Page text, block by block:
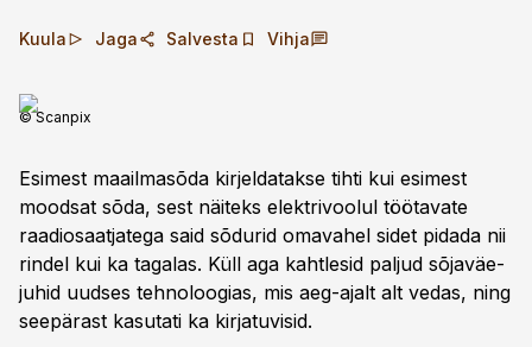
Kuula Jaga Salvesta Vihja
© Scanpix
Esimest maailmasõda kirjeldatakse tihti kui esimest
moodsat sõda, sest näiteks elektrivoolul töötavate
raadio­saatjatega said sõdurid omavahel sidet pidada nii
rindel kui ka tagalas. Küll aga kahtlesid paljud sõjaväe­
juhid uudses tehnoloogias, mis aeg-ajalt alt vedas, ning
see­pärast kasutati ka kirjatuvisid.